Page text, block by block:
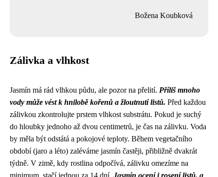
Božena Koubková
Zálivka a vlhkost
Jasmín má rád vlhkou půdu, ale pozor na přelití. Příliš mnoho
vody může vést k hnilobě kořenů a žloutnutí listů. Před každou
zálivkou zkontrolujte prstem vlhkost substrátu. Pokud je suchý
do hloubky jednoho až dvou centimetrů, je čas na zálivku. Voda
by měla být odstátá a pokojové teploty. Během vegetačního
období (jaro a léto) zaléváme jasmín častěji, přibližně dvakrát
týdně. V zimě, kdy rostlina odpočívá, zálivku omezíme na
minimum, stačí jednou za 14 dní. Jasmín ocení i rosení listů, a